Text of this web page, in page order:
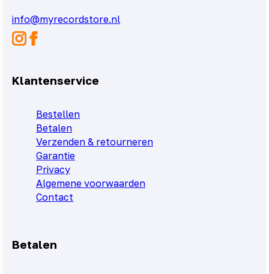
info@myrecordstore.nl
Klantenservice
Bestellen
Betalen
Verzenden & retourneren
Garantie
Privacy
Algemene voorwaarden
Contact
Betalen